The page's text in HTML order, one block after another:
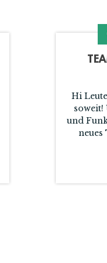
Hi
soweit!
und
neues